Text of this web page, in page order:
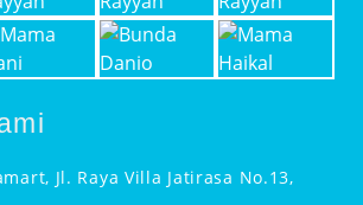
Jl. Raya Villa Jatirasa No.13,